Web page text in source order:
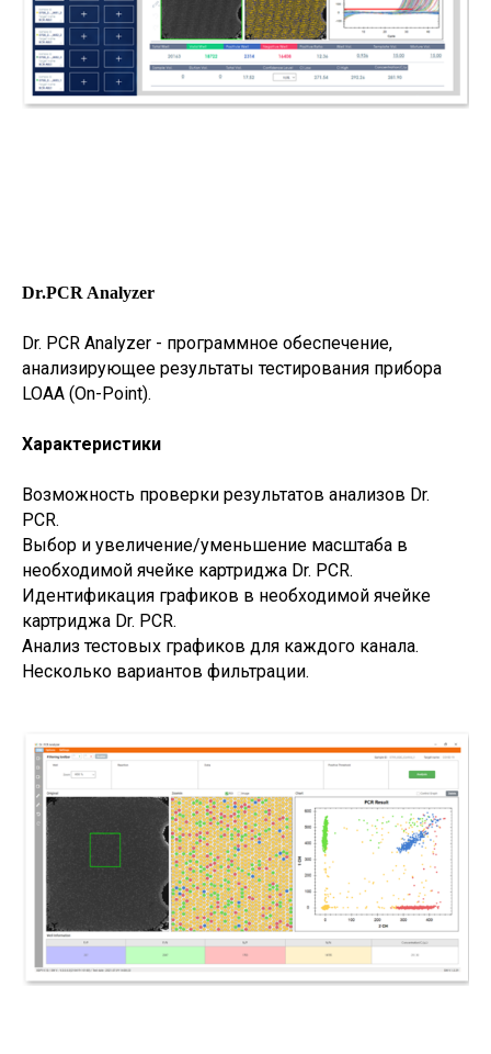
Dr.PCR Analyzer
Dr. PCR Analyzer - программное обеспечение,
анализирующее результаты тестирования прибора
LOAA (On-Point).
Характеристики
Возможность проверки результатов анализов Dr.
PCR.
Выбор и увеличение/уменьшение масштаба в
необходимой ячейке картриджа Dr. PCR.
Идентификация графиков в необходимой ячейке
картриджа Dr. PCR.
Анализ тестовых графиков для каждого канала.
Несколько вариантов фильтрации.